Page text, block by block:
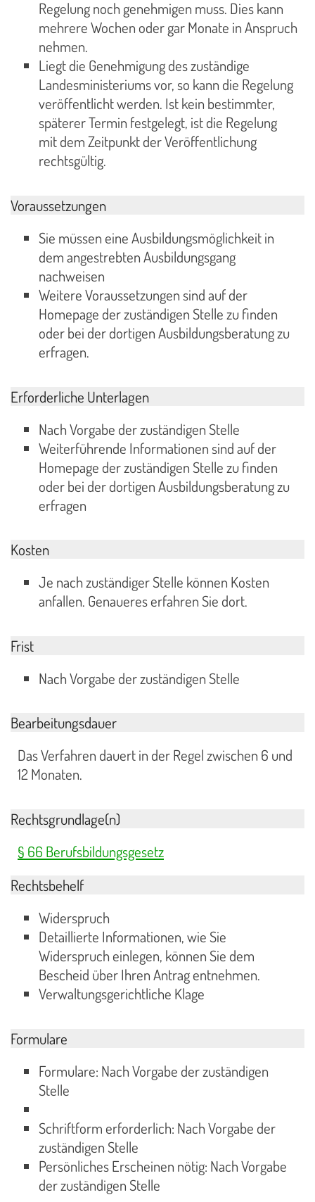
Regelung noch genehmigen muss. Dies kann
mehrere Wochen oder gar Monate in Anspruch
nehmen.
Liegt die Genehmigung des zuständige
Landesministeriums vor, so kann die Regelung
veröffentlicht werden. Ist kein bestimmter,
späterer Termin festgelegt, ist die Regelung
mit dem Zeitpunkt der Veröffentlichung
rechtsgültig.
Voraussetzungen
Sie müssen eine Ausbildungsmöglichkeit in
dem angestrebten Ausbildungsgang
nachweisen
Weitere Voraussetzungen sind auf der
Homepage der zuständigen Stelle zu finden
oder bei der dortigen Ausbildungsberatung zu
erfragen.
Erforderliche Unterlagen
Nach Vorgabe der zuständigen Stelle
Weiterführende Informationen sind auf der
Homepage der zuständigen Stelle zu finden
oder bei der dortigen Ausbildungsberatung zu
erfragen
Kosten
Je nach zuständiger Stelle können Kosten
anfallen. Genaueres erfahren Sie dort.
Frist
Nach Vorgabe der zuständigen Stelle
Bearbeitungsdauer
Das Verfahren dauert in der Regel zwischen 6 und
12 Monaten.
Rechtsgrundlage(n)
§ 66 Berufsbildungsgesetz
Rechtsbehelf
Widerspruch
Detaillierte Informationen, wie Sie
Widerspruch einlegen, können Sie dem
Bescheid über Ihren Antrag entnehmen.
Verwaltungsgerichtliche Klage
Formulare
Formulare: Nach Vorgabe der zuständigen
Stelle
Schriftform erforderlich: Nach Vorgabe der
zuständigen Stelle
Persönliches Erscheinen nötig: Nach Vorgabe
der zuständigen Stelle